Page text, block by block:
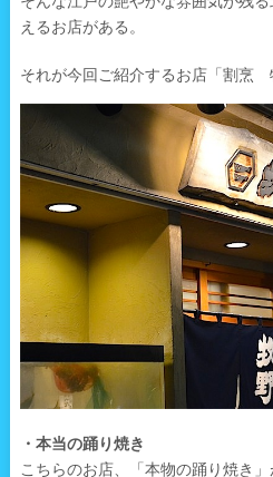
えるお店がある。
それが今回ご紹介するお店「割烹
・本当の踊り焼き
こちらのお店、「本物の踊り焼き